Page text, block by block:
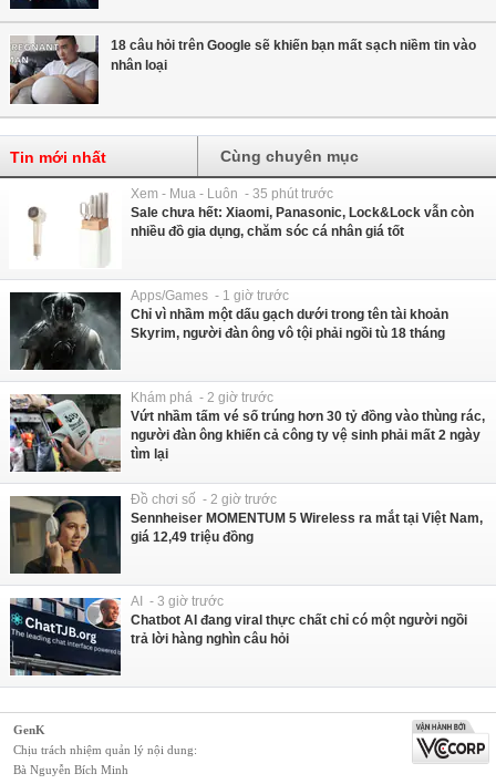
18 câu hỏi trên Google sẽ khiến bạn mất sạch niềm tin vào
nhân loại
Tin mới nhất Cùng chuyên mục
Xem - Mua - Luôn - 35 phút trước
Sale chưa hết: Xiaomi, Panasonic, Lock&Lock vẫn còn
nhiều đồ gia dụng, chăm sóc cá nhân giá tốt
Apps/Games - 1 giờ trước
Chỉ vì nhầm một dấu gạch dưới trong tên tài khoản
Skyrim, người đàn ông vô tội phải ngồi tù 18 tháng
Khám phá - 2 giờ trước
Vứt nhầm tấm vé số trúng hơn 30 tỷ đồng vào thùng rác,
người đàn ông khiến cả công ty vệ sinh phải mất 2 ngày
tìm lại
Đồ chơi số - 2 giờ trước
Sennheiser MOMENTUM 5 Wireless ra mắt tại Việt Nam,
giá 12,49 triệu đồng
AI - 3 giờ trước
Chatbot AI đang viral thực chất chỉ có một người ngồi
trả lời hàng nghìn câu hỏi
GenK
Chịu trách nhiệm quản lý nội dung:
Bà Nguyễn Bích Minh